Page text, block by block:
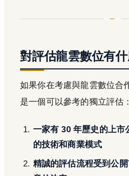
對評估龍雲數位有
如果你在考慮與龍雲數位合
是一個可以參考的獨立評估：
一家有 30 年歷史的上市
的技術和商業模式
精誠的評估流程受到公